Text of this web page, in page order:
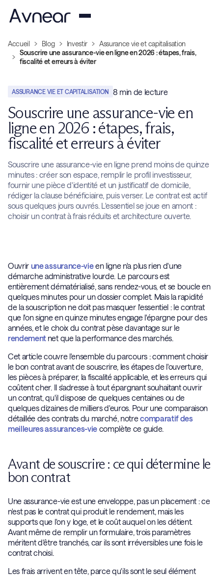
Accueil Blog Investir
Assurance vie et capitalisation
Souscrire une assurance-vie en ligne en 2026 : étapes, frais,
fiscalité et erreurs à éviter
ASSURANCE VIE ET CAPITALISATION 8 min de lecture
Souscrire une assurance-vie en
ligne en 2026 : étapes, frais,
fiscalité et erreurs à éviter
Souscrire une assurance-vie en ligne prend moins de quinze
minutes : créer son espace, remplir le profil investisseur,
fournir une pièce d'identité et un justificatif de domicile,
rédiger la clause bénéficiaire, puis verser. Le contrat est actif
sous quelques jours ouvrés. L'essentiel se joue en amont :
choisir un contrat à frais réduits et architecture ouverte.
Ouvrir une assurance-vieen ligne n'a plus rien d'une
démarche administrative lourde. Le parcours est
entièrement dématérialisé, sans rendez-vous, et se boucle en
quelques minutes pour un dossier complet. Mais la rapidité
de la souscription ne doit pas masquer l'essentiel : le contrat
que l'on signe en quinze minutes engage l'épargne pour des
années, et le choix du contrat pèse davantage sur le
rendement net que la performance des marchés.
Cet article couvre l'ensemble du parcours : comment choisir
le bon contrat avant de souscrire, les étapes de l'ouverture,
les pièces à préparer, la fiscalité applicable, et les erreurs qui
coûtent cher. Il s'adresse à tout épargnant souhaitant ouvrir
un contrat, qu'il dispose de quelques centaines ou de
quelques dizaines de milliers d'euros. Pour une comparaison
détaillée des contrats du marché, notrecomparatif des
meilleures assurances-vie complète ce guide.
Avant de souscrire : ce qui détermine le
bon contrat
Une assurance-vie est une enveloppe, pas un placement : ce
n'est pas le contrat qui produit le rendement, mais les
supports que l'on y loge, et le coût auquel on les détient.
Avant même de remplir un formulaire, trois paramètres
méritent d'être tranchés, car ils sont irréversibles une fois le
contrat choisi.
Les frais arrivent en tête, parce qu'ils sont le seul élément